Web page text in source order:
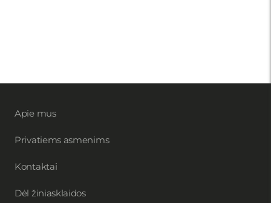
Apie mus
Privatiems asmenims
Kontaktai
Dėl žiniasklaidos